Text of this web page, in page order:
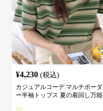
¥4,230 (税込)
カジュアルコーデ マルチボーダ
ー半袖トップス 夏の着回し万能